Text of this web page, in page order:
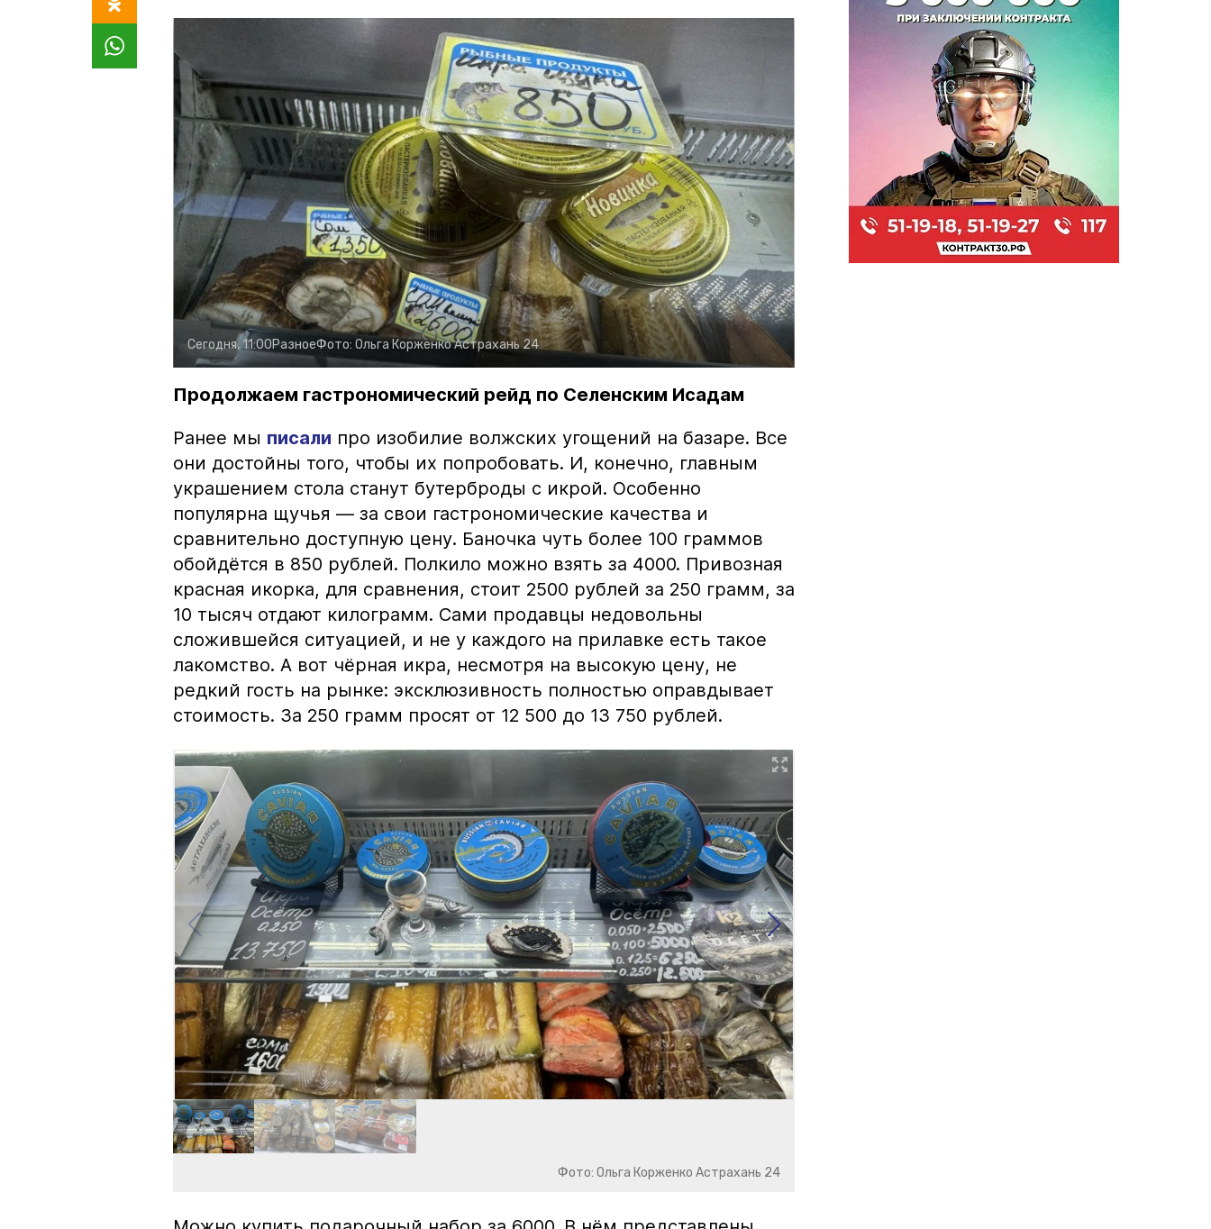
Сегодня, 11:00РазноеФото: Ольга КорженкоАстрахань 24
Продолжаем гастрономический рейд по Селенским Исадам
Ранее мы писали про изобилие волжских угощений на базаре. Все
они достойны того, чтобы их попробовать. И, конечно, главным
украшением стола станут бутерброды с икрой. Особенно
популярна щучья — за свои гастрономические качества и
сравнительно доступную цену. Баночка чуть более 100 граммов
обойдётся в 850 рублей. Полкило можно взять за 4000. Привозная
красная икорка, для сравнения, стоит 2500 рублей за 250 грамм, за
10 тысяч отдают килограмм. Сами продавцы недовольны
сложившейся ситуацией, и не у каждого на прилавке есть такое
лакомство. А вот чёрная икра, несмотря на высокую цену, не
редкий гость на рынке: эксклюзивность полностью оправдывает
стоимость. За 250 грамм просят от 12 500 до 13 750 рублей.
Фото: Ольга Корженко Астрахань 24